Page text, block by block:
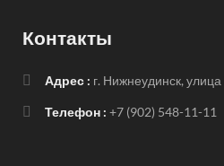
Контакты
Адрес : г. Нижнеудинск,
Телефон : +7 (902) 548-11-11